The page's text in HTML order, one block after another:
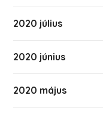
2020 július
2020 június
2020 május